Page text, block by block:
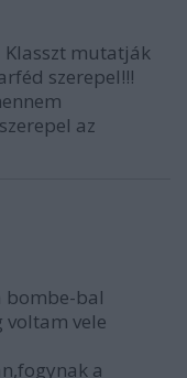
Klasszt mutatják
szerepel!!!
az
bombe-bal
voltam vele
a